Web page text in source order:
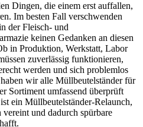
Dingen, die einem erst auffallen,
Im besten Fall verschwenden
der Fleisch- und
keinen Gedanken an diesen
in Produktion, Werkstatt, Labor
zuverlässig funktionieren,
werden und sich problemlos
wir alle Müllbeutelständer für
Sortiment umfassend überprüft
ein Müllbeutelständer-Relaunch,
und dadurch spürbare